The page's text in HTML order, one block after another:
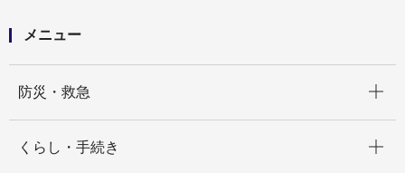
メニュー
防災・救急
くらし・手続き